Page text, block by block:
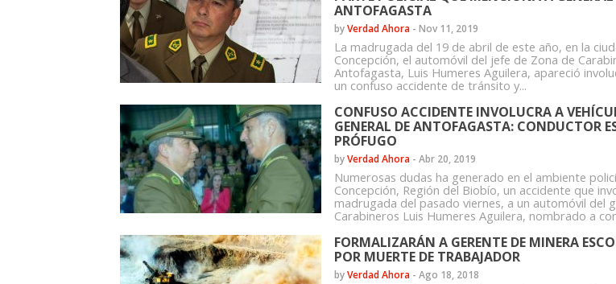
ANTOFAGASTA
byVerdad Ahora - Nov 11, 2019
La madrugada del 19 de abril de este año, en la
Concepción, el automóvil del jefe de Zona de
Antofagasta, Luis Humeres Aguilera, apareció
un confuso accidente de tránsito y...
CONFUSO ACCIDENTE INVOLUCRA A
GENERAL DE ANTOFAGASTA: CONDUCTOR
PRÓFUGO
byVerdad Ahora - Abr 20, 2019
Numerosas dudas ha generado en el ambiente
Concepción, Región del Biobío, un accidente que
madrugada del pasado viernes, a un automóvil del
Carabineros Luis Humeres Aguilera, nombrado a
FORMALIZARÁN A GERENTE DE MINERA
POR MUERTE DE TRABAJADOR
byVerdad Ahora - Ago 18, 2018